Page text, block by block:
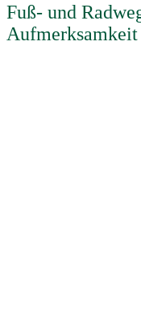
Fuß- und
Aufmerksamkeit